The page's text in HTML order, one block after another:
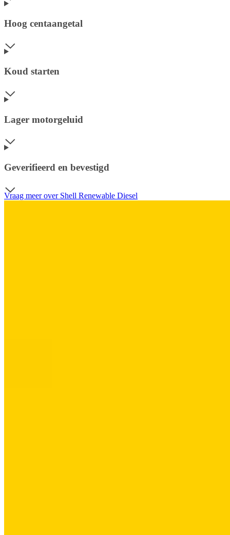
Hoog centaangetal
Koud starten
Lager motorgeluid
Geverifieerd en bevestigd
Vraag meer over Shell Renewable Diesel